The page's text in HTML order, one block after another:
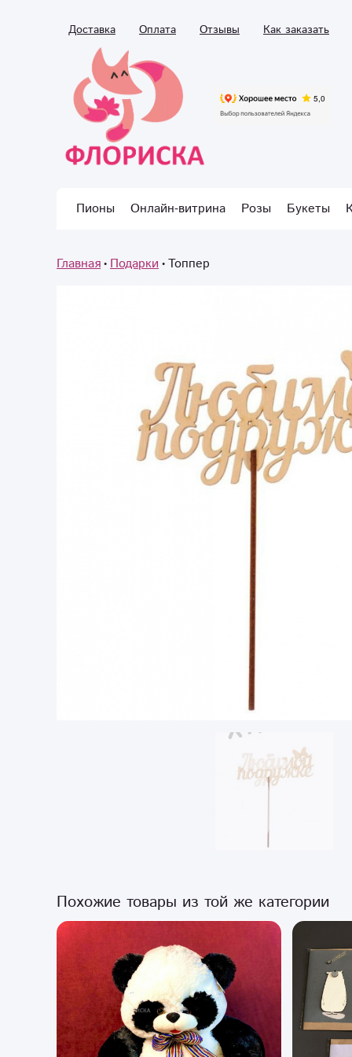
Доставка Оплата Отзывы Как заказать
Пионы Онлайн-витрина Розы Букеты
Главная Подарки Топпер
Похожие товары из той же категории